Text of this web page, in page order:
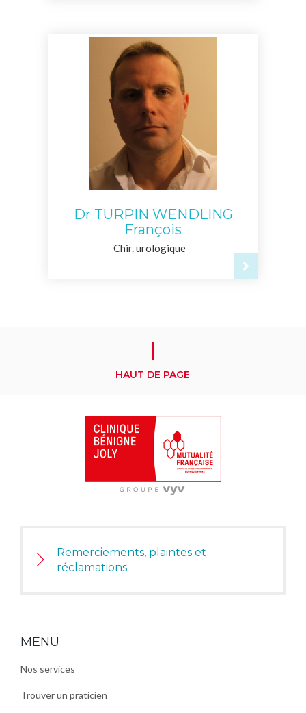
Dr TURPIN WENDLING
François
Chir. urologique
HAUT DE PAGE
Remerciements, plaintes et
réclamations
MENU
Nos services
Trouver un praticien